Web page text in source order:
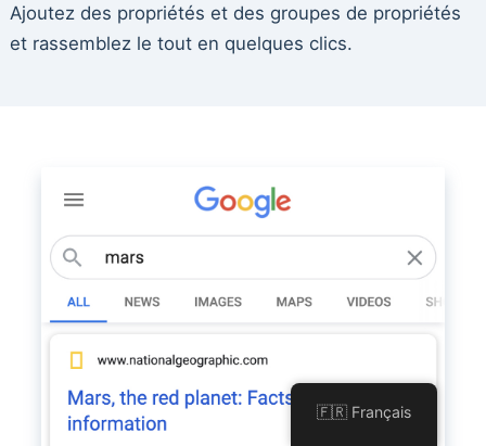
Ajoutez des propriétés et des groupes de propriétés
et rassemblez le tout en quelques clics.
🇫🇷 Français